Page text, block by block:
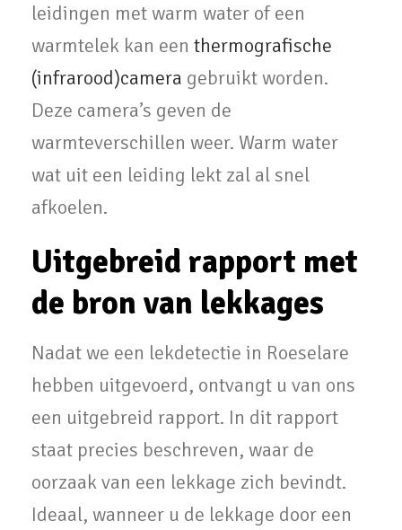
leidingen met warm water of een
warmtelek kan een thermografische
(infrarood)camera gebruikt worden.
Deze camera’s geven de
warmteverschillen weer. Warm water
wat uit een leiding lekt zal al snel
afkoelen.
Uitgebreid rapport met
de bron van lekkages
Nadat we een lekdetectie in Roeselare
hebben uitgevoerd, ontvangt u van ons
een uitgebreid rapport. In dit rapport
staat precies beschreven, waar de
oorzaak van een lekkage zich bevindt.
Ideaal, wanneer u de lekkage door een